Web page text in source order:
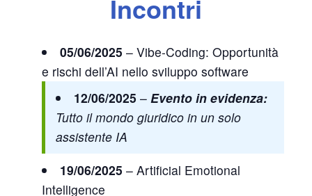
Incontri
05/06/2025 – Vibe-Coding: Opportunità
e rischi dell’AI nello sviluppo software
12/06/2025 – Evento in evidenza:
Tutto il mondo giuridico in un solo
assistente IA
19/06/2025 – Artificial Emotional
Intelligence